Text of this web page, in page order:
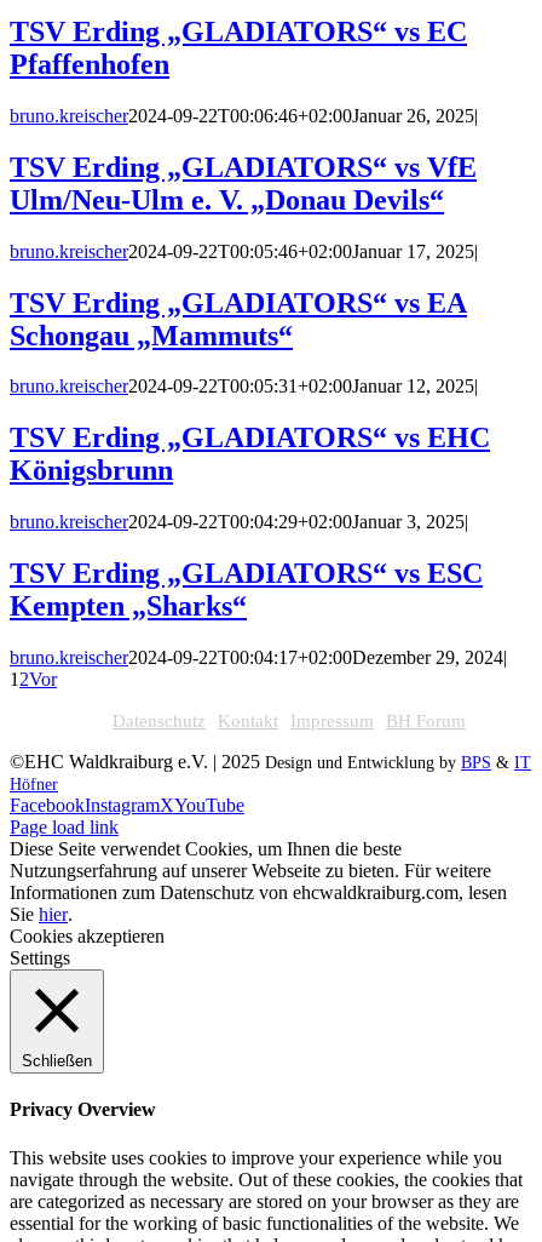
TSV Erding „GLADIATORS“ vs EC
Pfaffenhofen
bruno.kreischer2024-09-22T00:06:46+02:00Januar 26, 2025|
TSV Erding „GLADIATORS“ vs VfE
Ulm/Neu-Ulm e. V. „Donau Devils“
bruno.kreischer2024-09-22T00:05:46+02:00Januar 17, 2025|
TSV Erding „GLADIATORS“ vs EA
Schongau „Mammuts“
bruno.kreischer2024-09-22T00:05:31+02:00Januar 12, 2025|
TSV Erding „GLADIATORS“ vs EHC
Königsbrunn
bruno.kreischer2024-09-22T00:04:29+02:00Januar 3, 2025|
TSV Erding „GLADIATORS“ vs ESC
Kempten „Sharks“
bruno.kreischer2024-09-22T00:04:17+02:00Dezember 29, 2024|
1 2Vor
Datenschutz Kontakt Impressum BH Forum
©EHC Waldkraiburg e.V. | 2025 Design und Entwicklung by BPS & IT
Höfner
FacebookInstagramXYouTube
Page load link
Diese Seite verwendet Cookies, um Ihnen die beste
Nutzungserfahrung auf unserer Webseite zu bieten. Für weitere
Informationen zum Datenschutz von ehcwaldkraiburg.com, lesen
Sie hier.
Cookies akzeptieren
Settings
Schließen
Privacy Overview
This website uses cookies to improve your experience while you
navigate through the website. Out of these cookies, the cookies that
are categorized as necessary are stored on your browser as they are
essential for the working of basic functionalities of the website. We